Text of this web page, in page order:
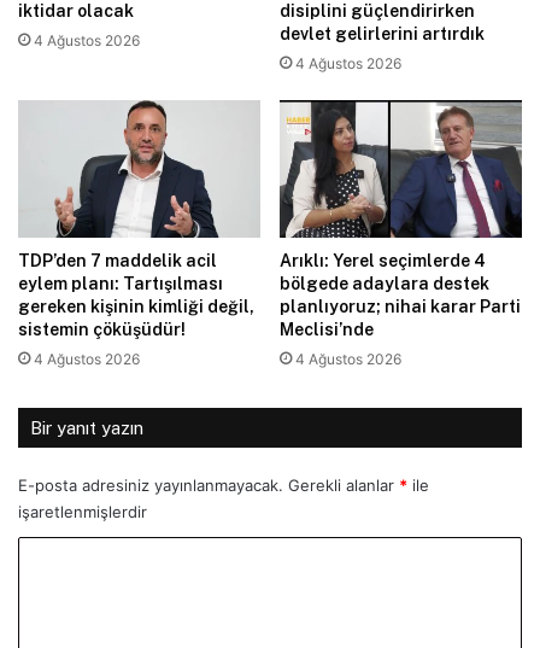
iktidar olacak
4 Ağustos 2026
disiplini güçlendirirken
devlet gelirlerini artırdık
4 Ağustos 2026
TDP’den 7 maddelik acil
eylem planı: Tartışılması
gereken kişinin kimliği değil,
sistemin çöküşüdür!
4 Ağustos 2026
Arıklı: Yerel seçimlerde 4
bölgede adaylara destek
planlıyoruz; nihai karar Parti
Meclisi’nde
4 Ağustos 2026
Bir yanıt yazın
E-posta adresiniz yayınlanmayacak. Gerekli alanlar * ile
işaretlenmişlerdir